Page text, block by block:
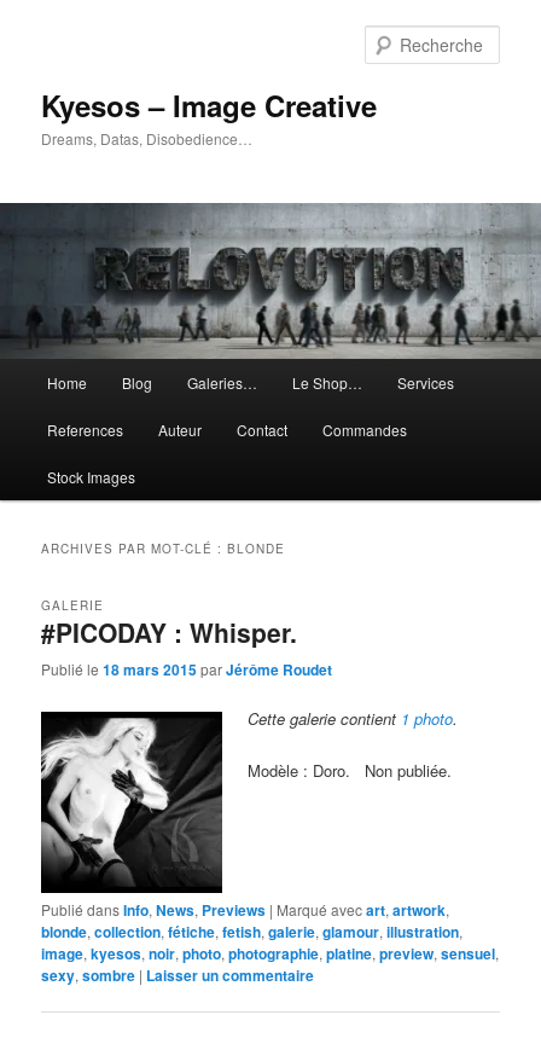
Kyesos – Image Creative
Dreams, Datas, Disobedience…
principal
Home Blog Galeries… Le Shop… Services
References Auteur Contact Commandes
Stock Images
ARCHIVES PAR MOT-CLÉ :BLONDE
#PICODAY : Whisper.
GALERIE
Publié le18 mars 2015parJérôme Roudet
Cette galerie contient 1 photo.
Modèle : Doro. Non publiée.
Publié dansInfo,News, Previews | Marqué avecart,artwork,
blonde,collection,fétiche,fetish,galerie,glamour,illustration,
image,kyesos,noir,photo,photographie,platine,preview,sensuel,
sexy,sombre | Laisser un commentaire